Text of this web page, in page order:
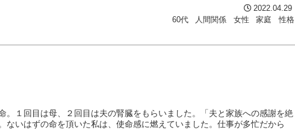
2022.04.29
60代
人間関係 女性 家庭 性格
。１回目は母、２回目は夫の腎臓をもらいました。「夫と家族への感謝を絶
ないはずの命を頂いた私は、使命感に燃えていました。仕事が多忙だから